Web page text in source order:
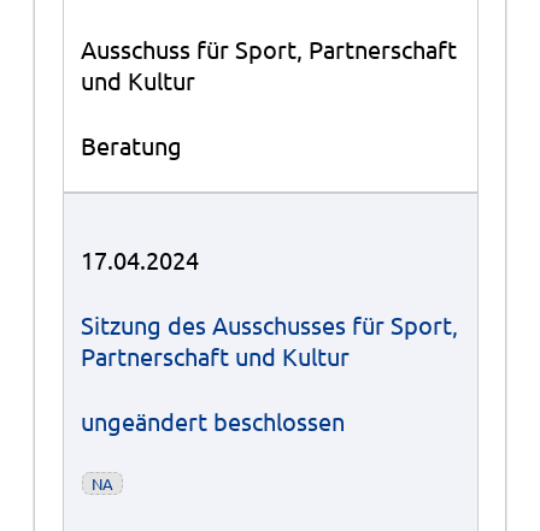
Ausschuss für Sport, Partnerschaft
und Kultur
Beratung
17.04.2024
Sitzung des Ausschusses für Sport,
Partnerschaft und Kultur
ungeändert beschlossen
NA